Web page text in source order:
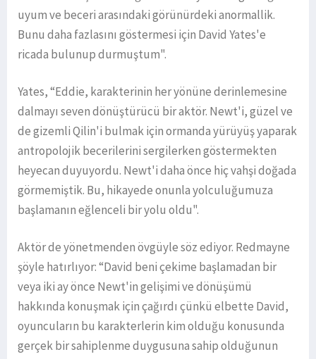
uyum ve beceri arasındaki görünürdeki anormallik.
Bunu daha fazlasını göstermesi için David Yates'e
ricada bulunup durmuştum".
Yates, “Eddie, karakterinin her yönüne derinlemesine
dalmayı seven dönüştürücü bir aktör. Newt'i, güzel ve
de gizemli Qilin'i bulmak için ormanda yürüyüş yaparak
antropolojik becerilerini sergilerken göstermekten
heyecan duyuyordu. Newt'i daha önce hiç vahşi doğada
görmemiştik. Bu, hikayede onunla yolculuğumuza
başlamanın eğlenceli bir yolu oldu".
Aktör de yönetmenden övgüyle söz ediyor. Redmayne
şöyle hatırlıyor: “David beni çekime başlamadan bir
veya iki ay önce Newt'in gelişimi ve dönüşümü
hakkında konuşmak için çağırdı çünkü elbette David,
oyuncuların bu karakterlerin kim olduğu konusunda
gerçek bir sahiplenme duygusuna sahip olduğunun